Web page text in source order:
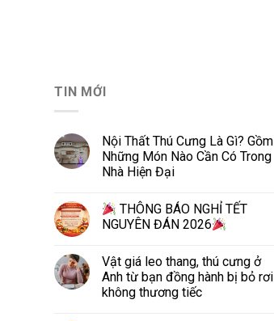
TIN MỚI
Nội Thất Thú Cưng Là Gì? Gồm
Những Món Nào Cần Có Trong
Nhà Hiện Đại
THÔNG BÁO NGHỈ TẾT
NGUYÊN ĐÁN 2026
Vật giá leo thang, thú cưng ở
Anh từ bạn đồng hành bị bỏ rơi
không thương tiếc